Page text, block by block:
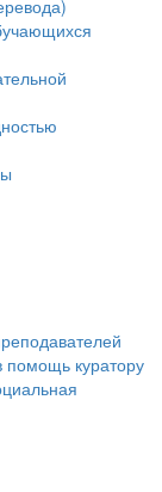
помощь куратору